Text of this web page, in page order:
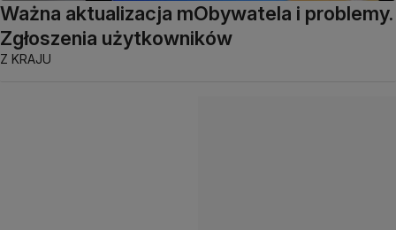
Ważna aktualizacja mObywatela i problemy.
Zgłoszenia użytkowników
Z KRAJU